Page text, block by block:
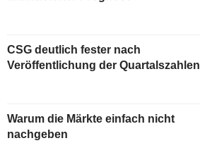
CSG deutlich fester nach
Veröffentlichung der Quartalszahlen
Warum die Märkte einfach nicht
nachgeben